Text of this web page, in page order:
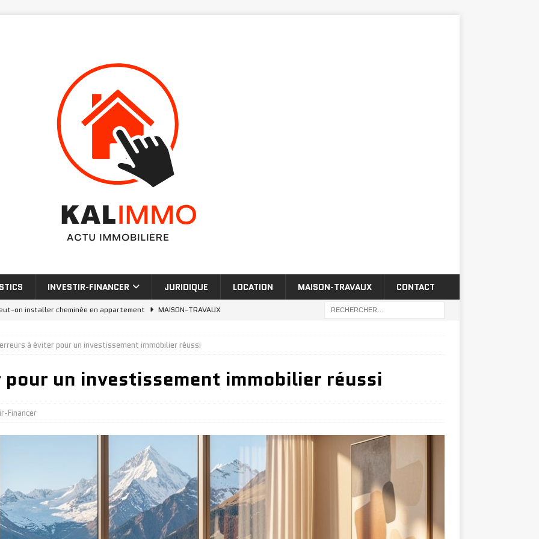
INVESTIR-FINANCER JURIDIQUE LOCATION MAISON-TRAVAUX CONTACT
on installer cheminée en appartement
MAISON-TRAVAUX
Investir dans un appartement a vendre dubai : rentabilité réelle
appartement Dubai : 7 quartiers où investir en 2026
de dilatation : 5 erreurs à éviter en construction
à éviter pour un investissement immobilier réussi
pour un investissement immobilier réussi
Financer